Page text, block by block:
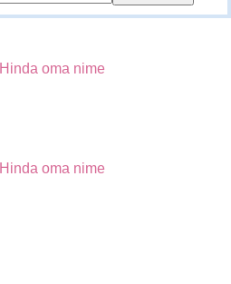
Hinda oma nime
Hinda oma nime